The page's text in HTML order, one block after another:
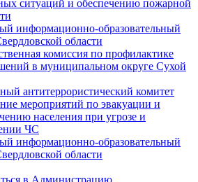
ситуаций и обеспечению пожарной
информационно-образовательный
области
комиссия по профилактике
в муниципальном округе Сухой
антитеррористический комитет
мероприятий по эвакуации и
населения при угрозе и
ЧС
информационно-образовательный
области
в Администрацию